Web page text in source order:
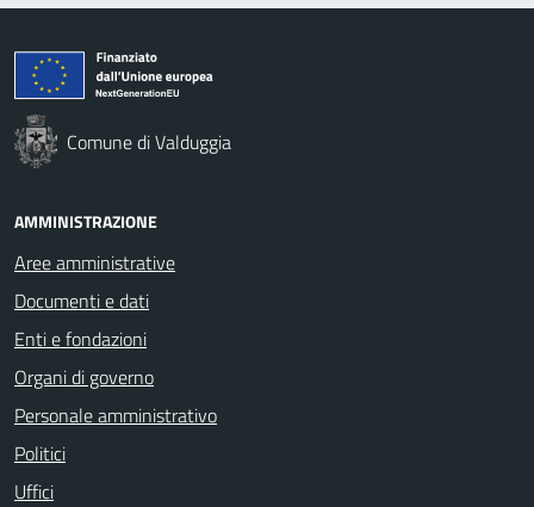
Comune di Valduggia
AMMINISTRAZIONE
Aree amministrative
Documenti e dati
Enti e fondazioni
Organi di governo
Personale amministrativo
Politici
Uffici